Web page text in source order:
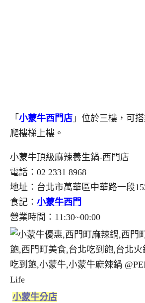
「 小蒙牛西門店 」位於三樓，可
爬樓梯上樓。
小蒙牛頂級麻辣養生鍋-西門店
電話：02 2331 8968
地址：台北市萬華區中華路一段
食記： 小蒙牛西門
營業時間：11:30~00:00
小蒙牛分店